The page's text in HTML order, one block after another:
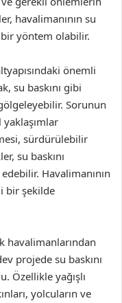
havalimanının su
yöntem olabilir.
önemli
su baskını gibi
Sorunun
sürdürülebilir
su baskını
Havalimanının
bir şekilde
havalimanlarından
projede su baskını
Özellikle yağışlı
yolcuların ve